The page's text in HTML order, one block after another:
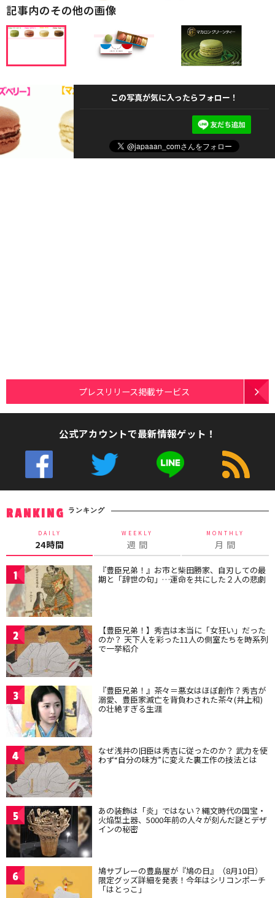
記事内のその他の画像
この写真が気に入ったらフォロー！
プレスリリース掲載サービス
公式アカウントで最新情報ゲット！
RANKING ランキング
DAILY
24時間
WEEKLY
週 間
MONTHLY
月 間
1 『豊臣兄弟！』お市と柴田勝家、自刃しての最
期と「辞世の句」…運命を共にした２人の悲劇
2 【豊臣兄弟！】秀吉は本当に「女狂い」だった
のか？ 天下人を彩った11人の側室たちを時系列
で一挙紹介
3 『豊臣兄弟！』茶々＝悪女はほぼ創作？秀吉が
溺愛、豊臣家滅亡を背負わされた茶々(井上和)
の壮絶すぎる生涯
4 なぜ浅井の旧臣は秀吉に従ったのか？ 武力を使
わず“自分の味方”に変えた裏工作の技法とは
5 あの装飾は「炎」ではない？縄文時代の国宝・
火焔型土器、5000年前の人々が刻んだ謎とデザ
インの秘密
6 鳩サブレーの豊島屋が『鳩の日』（8月10日）
限定グッズ詳細を発表！今年はシリコンポーチ
「はとっこ」